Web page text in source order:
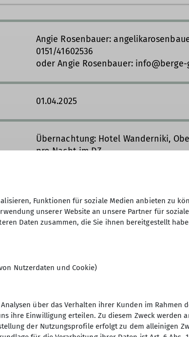
Ämter
Angie Rosenbauer:
0151/41602536
oder Angie Rosenbauer: info@berge-
01.04.2025
Übernachtung: Hotel Wanderniki,
pro Nacht im DZ
12
Funktionen für soziale Medien anbieten zu
unserer Website an unsere Partner für
Daten zusammen, die Sie ihnen bereitgestellt
Nutzerdaten und Cookie)
über das Verhalten ihrer Kunden im Rahmen
ihre Einwilligung erteilen. Zu diesem Zweck werden
der Nutzungsprofile erfolgt zu dem alleinigen